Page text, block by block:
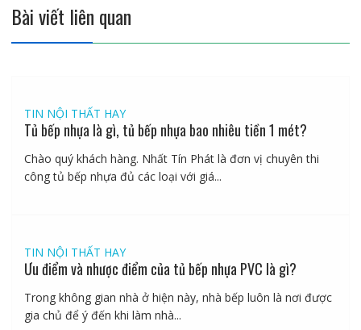
Bài viết liên quan
TIN NỘI THẤT HAY
Tủ bếp nhựa là gì, tủ bếp nhựa bao nhiêu tiền 1 mét?
Chào quý khách hàng. Nhất Tín Phát là đơn vị chuyên thi
công tủ bếp nhựa đủ các loại với giá...
TIN NỘI THẤT HAY
Ưu điểm và nhược điểm của tủ bếp nhựa PVC là gì?
Trong không gian nhà ở hiện này, nhà bếp luôn là nơi được
gia chủ để ý đến khi làm nhà...